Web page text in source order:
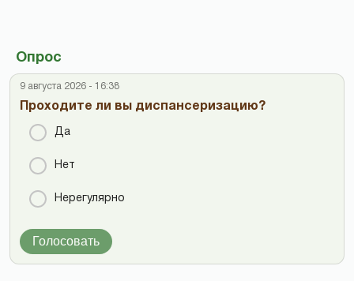
Опрос
9 августа 2026 - 16:38
Проходите ли вы диспансеризацию?
Да
Нет
Нерегулярно
Голосовать